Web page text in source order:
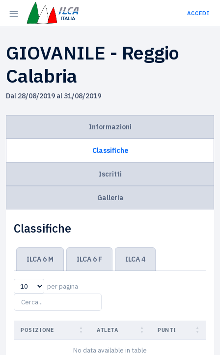
ACCEDI
GIOVANILE - Reggio
Calabria
Dal 28/08/2019 al 31/08/2019
Informazioni
Classifiche
Iscritti
Galleria
Classifiche
ILCA 6 M ILCA 6 F ILCA 4
per pagina
POSIZIONE ATLETA PUNTI
No data available in table